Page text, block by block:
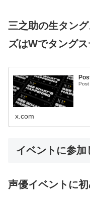
三之助の生タン
ズはWでタングス
Post
x.com
イベントに参加
声優イベントに初